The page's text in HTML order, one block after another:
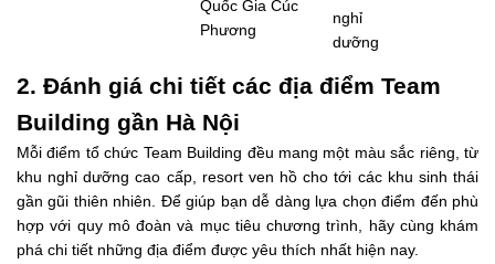
Quốc Gia Cúc
Phương
nghỉ
dưỡng
2. Đánh giá chi tiết các địa điểm Team
Building gần Hà Nội
Mỗi điểm tổ chức Team Building đều mang một màu sắc riêng, từ
khu nghỉ dưỡng cao cấp, resort ven hồ cho tới các khu sinh thái
gần gũi thiên nhiên. Để giúp bạn dễ dàng lựa chọn điểm đến phù
hợp với quy mô đoàn và mục tiêu chương trình, hãy cùng khám
phá chi tiết những địa điểm được yêu thích nhất hiện nay.